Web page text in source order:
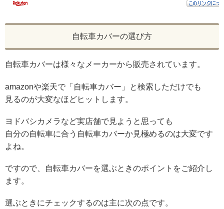
自転車カバーの選び方
自転車カバーは様々なメーカーから販売されています。
amazonや楽天で「自転車カバー」と検索しただけでも
見るのが大変なほどヒットします。
ヨドバシカメラなど実店舗で見ようと思っても
自分の自転車に合う自転車カバーか見極めるのは大変です
よね。
ですので、自転車カバーを選ぶときのポイントをご紹介し
ます。
選ぶときにチェックするのは主に次の点です。